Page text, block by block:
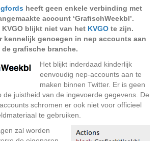
heeft geen enkele verbinding met
account ‘GrafischWeekbl’.
blijkt niet van het KVGO te zijn.
kennelijk genoegen in nep accounts aan
grafische branche.
Het blijkt inderdaad kinderlijk
eenvoudig nep-accounts aan te
maken binnen Twitter. Er is geen
de juistheid van de ingevoerde gegevens. De
schromen er ook niet voor officieel
te gebruiken.
zal worden